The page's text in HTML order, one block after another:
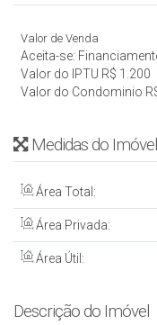
Valor de Venda
Aceita-se:
Valor do IPTU R$ 1.200
Valor do Condominio
Medidas do Imóvel
Área Total:
Área Privada:
Área Útil:
Descrição do Imóvel